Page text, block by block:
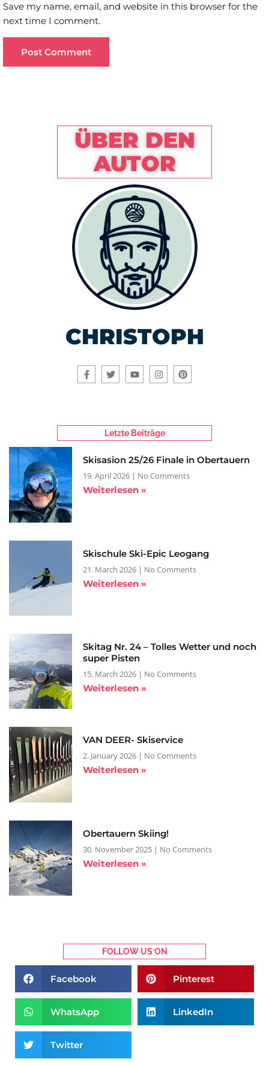
Save my name, email, and website in this browser for the
next time I comment.
ÜBER DEN
AUTOR
CHRISTOPH
Letzte Beiträge
Skisasion 25/26 Finale in Obertauern
19. April 2026 No Comments
Weiterlesen »
Skischule Ski-Epic Leogang
21. March 2026 No Comments
Weiterlesen »
Skitag Nr. 24 – Tolles Wetter und noch
super Pisten
15. March 2026 No Comments
Weiterlesen »
VAN DEER- Skiservice
2. January 2026 No Comments
Weiterlesen »
Obertauern Skiing!
30. November 2025 No Comments
Weiterlesen »
FOLLOW US ON
Facebook Pinterest
WhatsApp LinkedIn
Twitter